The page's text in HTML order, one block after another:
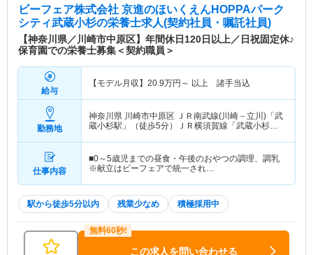
ビーフェア株式会社 京進のほいくえんHOPPAパーク
シティ武蔵小杉の栄養士求人(契約社員・嘱託社員)
【神奈川県／川崎市中原区】年間休日120日以上／日祝固定休♪
保育園での栄養士募集＜契約職員＞
給与
【モデル月収】 20.9万円～ 以上 諸手当込
勤務地
神奈川県 川崎市中原区 ＪＲ南武線(川崎－立川)「武
蔵小杉駅」（徒歩5分）ＪＲ横須賀線「武蔵小杉
仕事内容
■0～5歳児までの昼食・午後のおやつの調理、調乳
※献立はビーフェアで統一され…
駅から徒歩5分以内 残業少なめ 積極採用中
この求人を問い合わせる